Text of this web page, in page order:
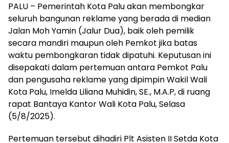
PALU – Pemerintah Kota Palu akan membongkar
seluruh bangunan reklame yang berada di median
Jalan Moh Yamin (Jalur Dua), baik oleh pemilik
secara mandiri maupun oleh Pemkot jika batas
waktu pembongkaran tidak dipatuhi. Keputusan ini
disepakati dalam pertemuan antara Pemkot Palu
dan pengusaha reklame yang dipimpin Wakil Wali
Kota Palu, Imelda Liliana Muhidin, SE., M.A.P, di ruang
rapat Bantaya Kantor Wali Kota Palu, Selasa
(5/8/2025).
Pertemuan tersebut dihadiri Plt Asisten II Setda Kota